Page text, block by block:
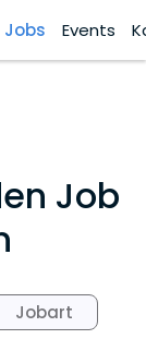
Jobs Events
Job
Jobart